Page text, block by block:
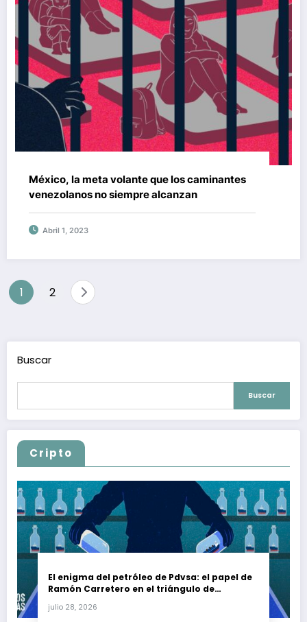
México, la meta volante que los caminantes
venezolanos no siempre alcanzan
Abril 1, 2023
Paginación
1 2
Buscar
Buscar
Cripto
El enigma del petróleo de Pdvsa: el papel de
Ramón Carretero en el triángulo de
julio 28, 2026